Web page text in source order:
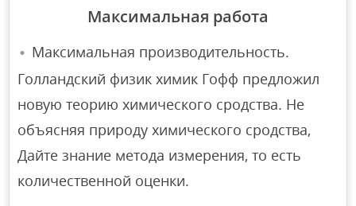
Максимальная работа
Максимальная производительность.
Голландский физик химик Гофф предложил
новую теорию химического сродства. Не
объясняя природу химического сродства,
Дайте знание метода измерения, то есть
количественной оценки.